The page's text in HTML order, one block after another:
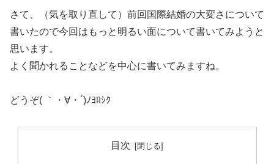
さて、（気を取り直して）前回国際結婚の大変さについて
書いたので今回はもっと明るい面について書いてみようと
思います。
よく聞かれることなどを中心に書いてみますね。
どうぞ( ｀・∀・´)ﾉﾖﾛｼｸ
目次